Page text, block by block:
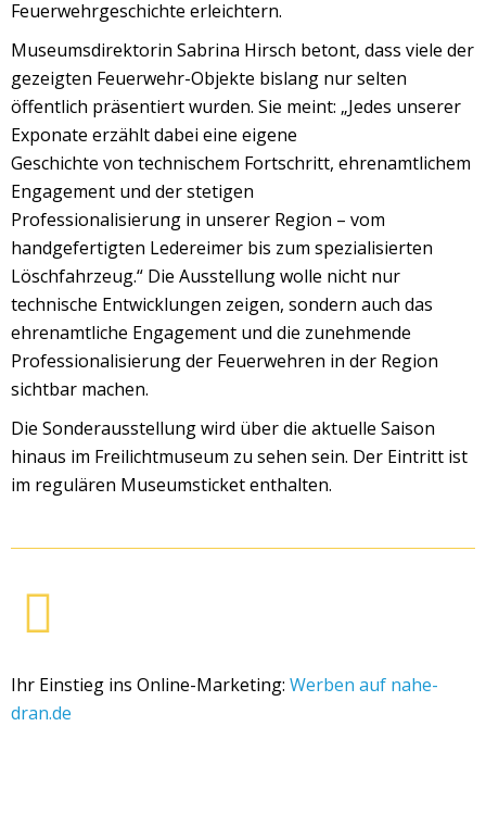
Feuerwehrgeschichte erleichtern.
Museumsdirektorin Sabrina Hirsch betont, dass viele der
gezeigten Feuerwehr-Objekte bislang nur selten
öffentlich präsentiert wurden. Sie meint: „Jedes unserer
Exponate erzählt dabei eine eigene
Geschichte von technischem Fortschritt, ehrenamtlichem
Engagement und der stetigen
Professionalisierung in unserer Region – vom
handgefertigten Ledereimer bis zum spezialisierten
Löschfahrzeug.“ Die Ausstellung wolle nicht nur
technische Entwicklungen zeigen, sondern auch das
ehrenamtliche Engagement und die zunehmende
Professionalisierung der Feuerwehren in der Region
sichtbar machen.
Die Sonderausstellung wird über die aktuelle Saison
hinaus im Freilichtmuseum zu sehen sein. Der Eintritt ist
im regulären Museumsticket enthalten.
Ihr Einstieg ins Online-Marketing: Werben auf nahe-
dran.de